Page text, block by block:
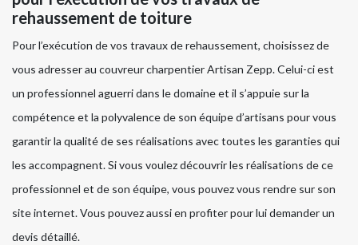
rehaussement de toiture
Pour l’exécution de vos travaux de rehaussement, choisissez de
vous adresser au couvreur charpentier Artisan Zepp. Celui-ci est
un professionnel aguerri dans le domaine et il s’appuie sur la
compétence et la polyvalence de son équipe d’artisans pour vous
garantir la qualité de ses réalisations avec toutes les garanties qui
les accompagnent. Si vous voulez découvrir les réalisations de ce
professionnel et de son équipe, vous pouvez vous rendre sur son
site internet. Vous pouvez aussi en profiter pour lui demander un
devis détaillé.